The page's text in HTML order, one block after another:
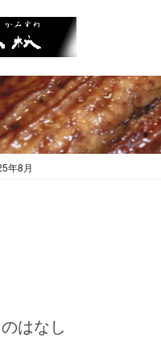
年8月
はなし